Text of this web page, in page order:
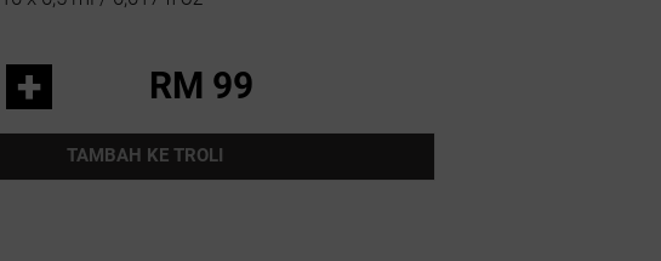
+ RM 99
TAMBAH KE TROLI